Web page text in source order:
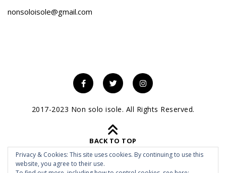
nonsoloisole@gmail.com
2017-2023 Non solo isole. All Rights Reserved.
BACK TO TOP
Privacy & Cookies: This site uses cookies. By continuing to use this
website, you agree to their use.